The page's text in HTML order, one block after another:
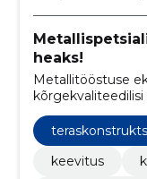
heaks!
Metallitööstuse
meeskond, lai
kogemus
igasugustes
keevitus